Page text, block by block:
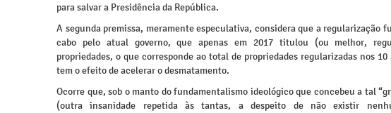
para salvar a Presidência da República.
A segunda premissa, meramente especulativa, considera que a regularização
cabo pelo atual governo, que apenas em 2017 titulou (ou melhor,
propriedades, o que corresponde ao total de propriedades regularizadas nos
tem o efeito de acelerar o desmatamento.
Ocorre que, sob o manto do fundamentalismo ideológico que concebeu a tal
(outra insanidade repetida às tantas, a despeito de não existir